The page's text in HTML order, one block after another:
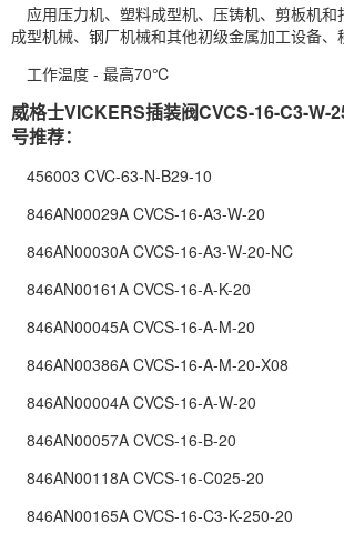
应用压力机、塑料成型机、压铸机、剪板机和
成型机械、钢厂机械和其他初级金属加工设备、
工作温度 - 最高70℃
威格士VICKERS插装阀CVCS-16-C3-W-
号推荐：
456003 CVC-63-N-B29-10
846AN00029A CVCS-16-A3-W-20
846AN00030A CVCS-16-A3-W-20-NC
846AN00161A CVCS-16-A-K-20
846AN00045A CVCS-16-A-M-20
846AN00386A CVCS-16-A-M-20-X08
846AN00004A CVCS-16-A-W-20
846AN00057A CVCS-16-B-20
846AN00118A CVCS-16-C025-20
846AN00165A CVCS-16-C3-K-250-20